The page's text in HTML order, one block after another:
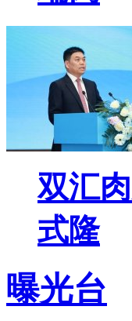
双汇
式隆
曝光台